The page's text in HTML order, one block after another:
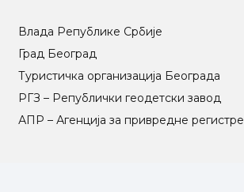
Влада Републике Србије
Град Београд
Туристичка организација Београда
РГЗ – Републички геодетски завод
АПР – Агенција за привредне регистре